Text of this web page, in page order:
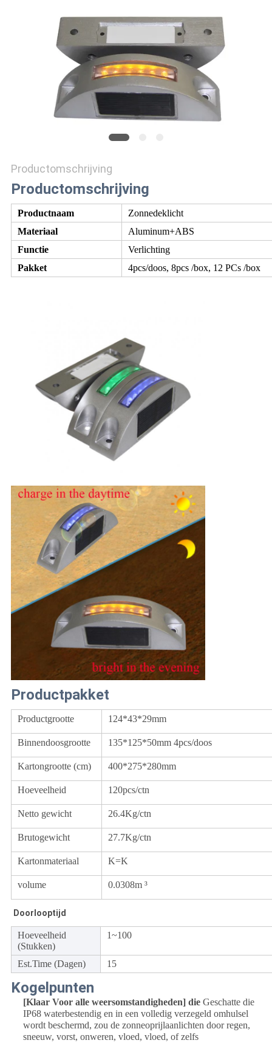
SITEMAP
PRIVACYBELEID
Productomschrijving
Productomschrijving
Productnaam
Zonnedeklicht
Materiaal
Aluminum+ABS
Functie
Verlichting
Pakket
4pcs/doos, 8pcs /box, 12 PCs /box
Productpakket
Productgrootte 124*43*29mm
Binnendoosgrootte 135*125*50mm 4pcs/doos
Kartongrootte (cm) 400*275*280mm
Hoeveelheid 120pcs/ctn
Netto gewicht 26.4Kg/ctn
Brutogewicht 27.7Kg/ctn
Kartonmateriaal K=K
volume 0.0308m ³
Doorlooptijd
Hoeveelheid
(Stukken)
1~100
Est.Time (Dagen) 15
Kogelpunten
[Klaar Voor alle weersomstandigheden] dieGeschatte die
IP68 waterbestendig en in een volledig verzegeld omhulsel
wordt beschermd, zou de zonneoprijlaanlichten door regen,
sneeuw, vorst, onweren, vloed, vloed, of zelfs